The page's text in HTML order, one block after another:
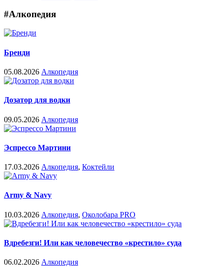
#Алкопедия
Бренди
05.08.2026 Алкопедия
Дозатор для водки
09.05.2026 Алкопедия
Эспрессо Мартини
17.03.2026 Алкопедия, Коктейли
Army & Navy
10.03.2026 Алкопедия, Околобара PRO
Вдребезги! Или как человечество «крестило» суда
06.02.2026 Алкопедия